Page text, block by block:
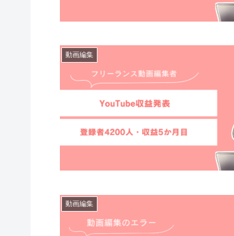
動画編集
動画編集